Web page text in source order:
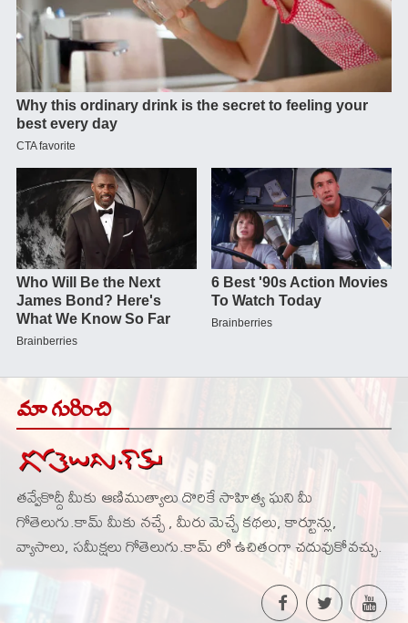
మా గురించి
తవ్వేకొద్దీ మీకు ఆణిముత్యాలు దొరికే సాహిత్య ఘని మీ
గోతెలుగు.కామ్ మీకు నచ్చే , మీరు మెచ్చే కథలు, కార్టూన్లు,
వ్యాసాలు, సమీక్షలు గోతెలుగు.కామ్ లో ఉచితంగా చదువుకోవచ్చు.